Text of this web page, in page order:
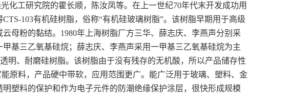
化工研究院的霍长顺，陈汝凤等。在上一世纪70年代末开发成功用
103有机硅树脂，俗称“有机硅玻璃树脂”。该树脂早期用于高级
母粉的黏结。1980年上海树脂厂方三华、薛志庆、李燕声分别采
基三乙氧基硅烷；薛志庆、李燕声采用一甲基三乙氧基硅烷为主
明、耐磨硅树脂。该树脂由于没有残存的无机酸，所以产品储存性
原料，产品硬中带软，应用范围更广。能广泛用于玻璃、塑料、金
塑料的保护和作为电子元件的防潮绝缘保护涂层，很快形成规模